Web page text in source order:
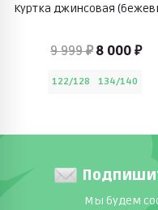
Куртка джинсовая
9 999 ₽ 8 000 ₽
122/128 134/140
Мы будем